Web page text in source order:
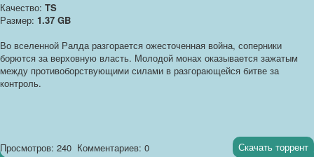
Качество: TS
Размер: 1.37 GB
Во вселенной Ралда разгорается ожесточенная война, соперники
борются за верховную власть. Молодой монах оказывается зажатым
между противоборствующими силами в разгорающейся битве за
контроль.
Просмотров: 240 Комментариев: 0 Скачать торрент